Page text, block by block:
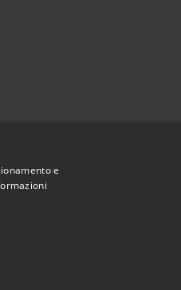
Vito - Sardegna • Powered by
e